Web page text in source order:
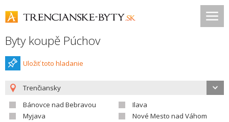
Byty koupě Púchov
Uložiť toto hladanie
Trenčiansky
Bánovce nad Bebravou
Ilava
Myjava
Nové Mesto nad Váhom